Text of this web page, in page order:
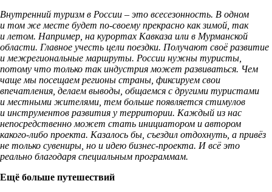
Внутренний туризм в России – это всесезонность. В одном
и том же месте будет по-своему прекрасно как зимой, так
и летом. Например, на курортах Кавказа или в Мурманской
области. Главное учесть цели поездки. Получают своё развитие
и межрегиональные маршруты. России нужны туристы,
потому что только так индустрия может развиваться. Чем
чаще мы посещаем регионы страны, фиксируем свои
впечатления, делаем выводы, общаемся с другими туристами
и местными жителями, тем больше появляется стимулов
и инструментов развития у территории. Каждый из нас
непосредственно может стать инициатором и автором
какого-либо проекта. Казалось бы, съездил отдохнуть, а привёз
не только сувениры, но и идею бизнес-проекта. И всё это
реально благодаря специальным программам.
Ещё больше путешествий